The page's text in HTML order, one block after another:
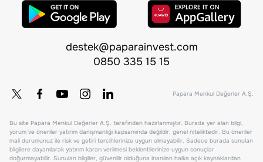
destek@paparainvest.com
0850 335 15 15
Papara Menkul Değerler A.Ş.
Bu site Papara Menkul Değerler A.Ş. tarafından hazırlanmıştır. Burada yer alan bilgi,
yorum ve öneriler yatırım danışmanlığı kapsamında değildir, genel niteliktedir. Bu öneriler
mali durumunuz ile risk ve getiri tercihlerinize uygun olmayabilir. Sadece burada sunulan
bilgilere dayanılarak yatırım kararı verilmesi beklentilerinize uygun sonuçlar
doğurmayabilir. Sunulan bilgiler, güvenilir olduğuna inanılan halka açık kaynaklardan